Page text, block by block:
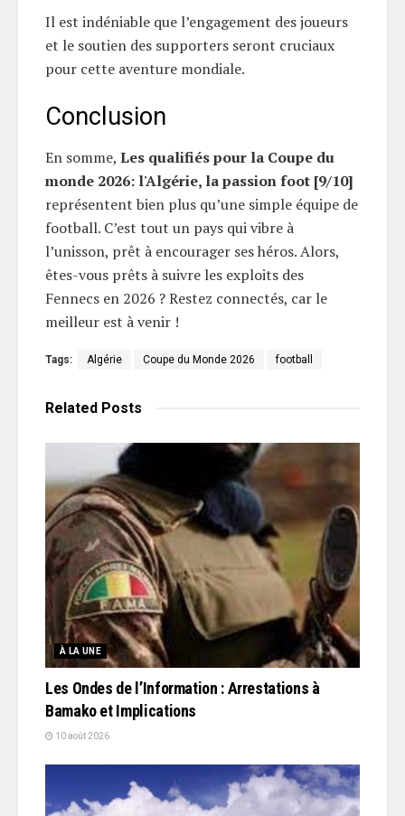
Il est indéniable que l’engagement des joueurs
et le soutien des supporters seront cruciaux
pour cette aventure mondiale.
Conclusion
En somme, Les qualifiés pour la Coupe du
monde 2026: l'Algérie, la passion foot [9/10]
représentent bien plus qu’une simple équipe de
football. C’est tout un pays qui vibre à
l’unisson, prêt à encourager ses héros. Alors,
êtes-vous prêts à suivre les exploits des
Fennecs en 2026 ? Restez connectés, car le
meilleur est à venir !
Tags: Algérie Coupe du Monde 2026 football
Related Posts
À LA UNE
Les Ondes de l’Information : Arrestations à
Bamako et Implications
10 août 2026